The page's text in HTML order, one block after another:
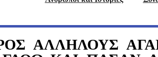
ΑΛΛΗΛΟΥΣ